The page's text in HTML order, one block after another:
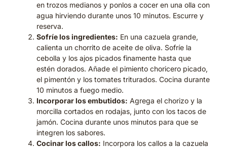
en trozos medianos y ponlos a cocer en una olla con
agua hirviendo durante unos 10 minutos. Escurre y
reserva.
Sofríe los ingredientes: En una cazuela grande,
calienta un chorrito de aceite de oliva. Sofríe la
cebolla y los ajos picados finamente hasta que
estén dorados. Añade el pimiento choricero picado,
el pimentón y los tomates triturados. Cocina durante
10 minutos a fuego medio.
Incorporar los embutidos: Agrega el chorizo y la
morcilla cortados en rodajas, junto con los tacos de
jamón. Cocina durante unos minutos para que se
integren los sabores.
Cocinar los callos: Incorpora los callos a la cazuela